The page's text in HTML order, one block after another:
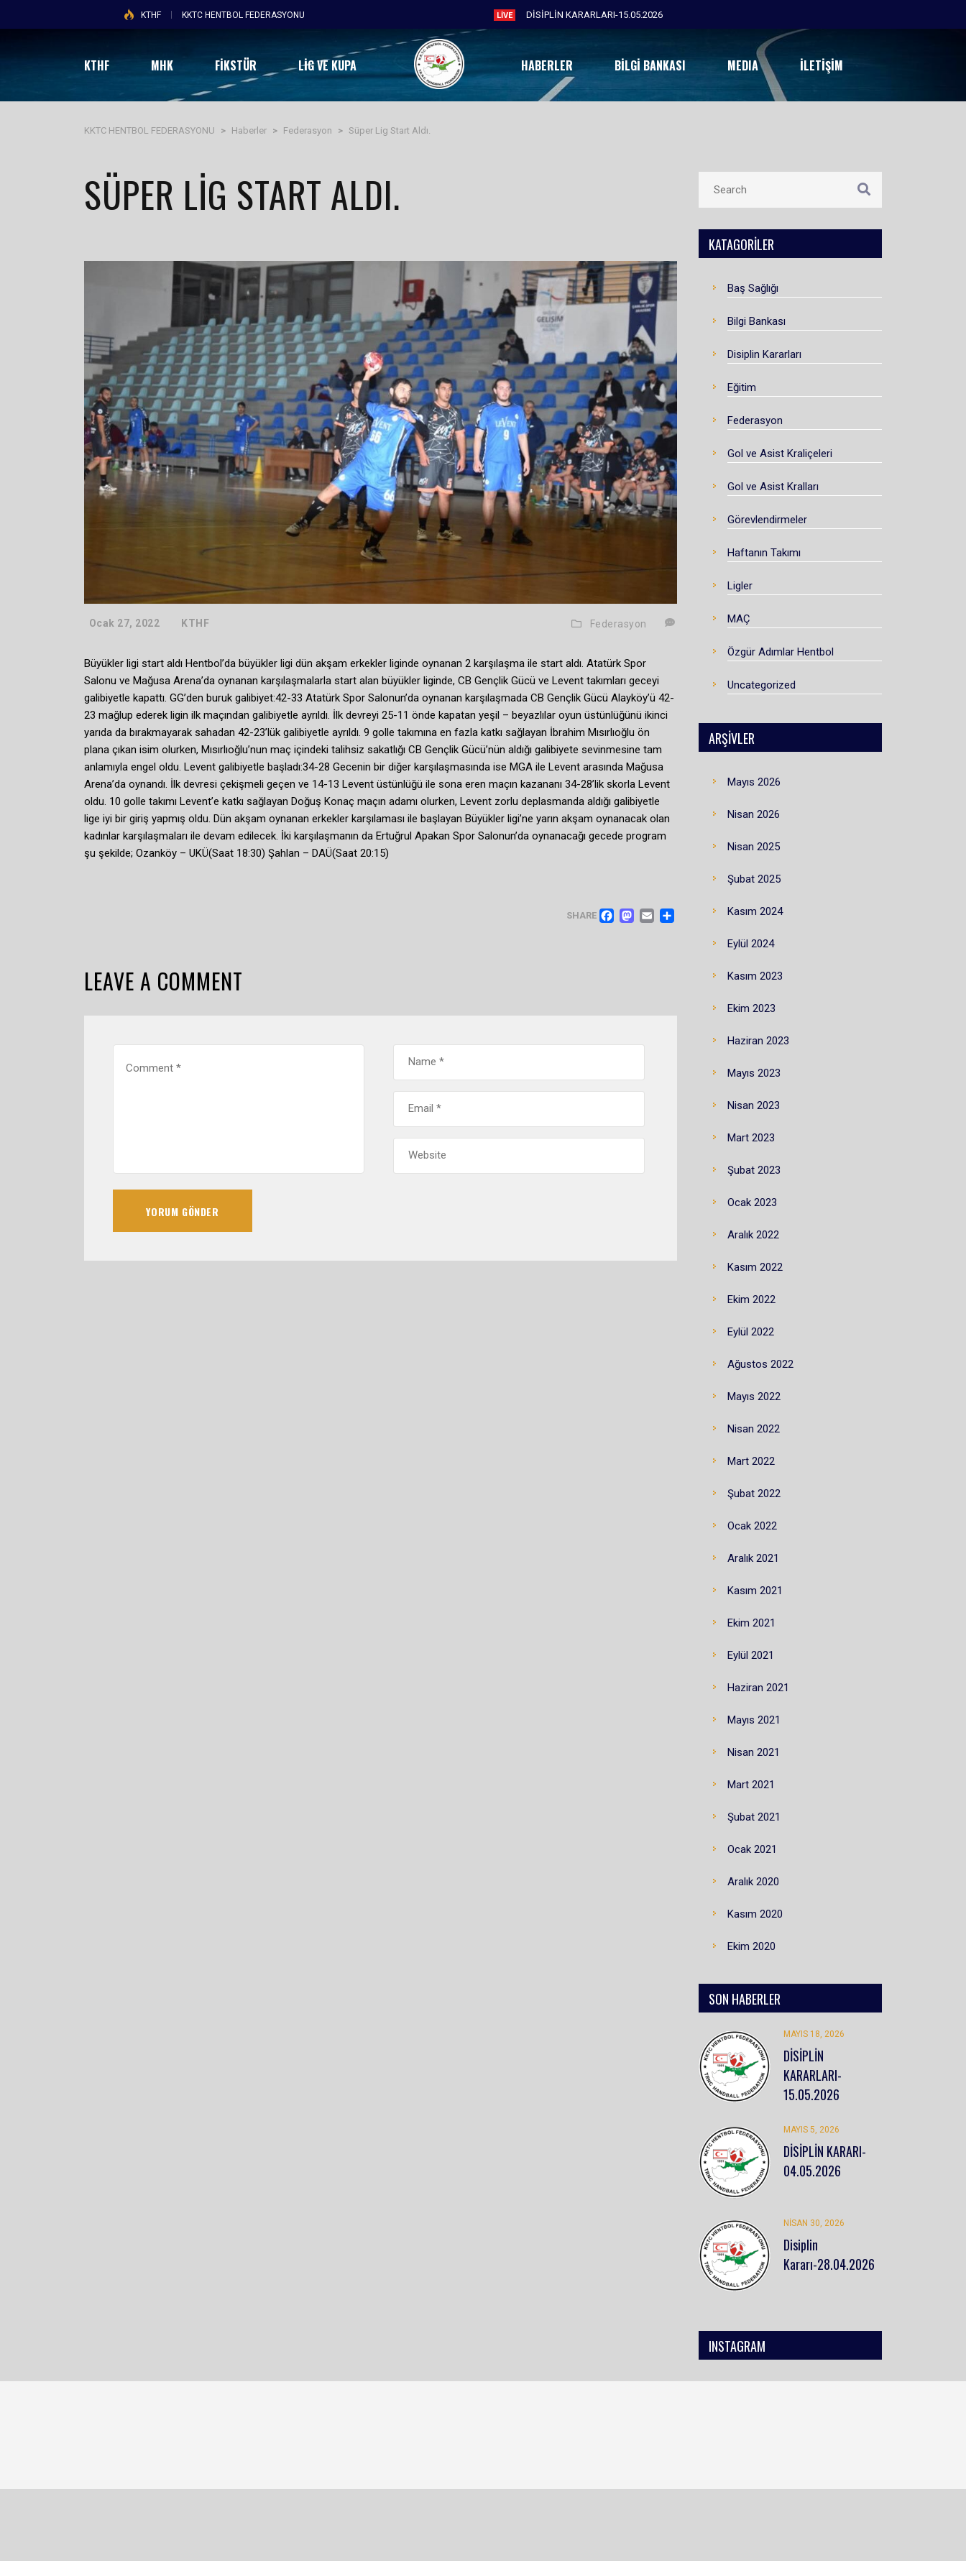
KTHF KKTC HENTBOL FEDERASYONU LIVE
KTHF MHK FİKSTÜR LIG VE KUPA HABERLER BILGI BANKASI MEDIA İLETIŞIM
KKTC HENTBOL FEDERASYONU > Haberler > Federasyon > Süper Lig Start Aldı.
SÜPER LIG START ALDI.
Ocak 27, 2022 KTHF Federasyon
Büyükler ligi start aldı Hentbol’da büyükler ligi dün akşam erkekler liginde oynanan 2 karşılaşma ile start aldı. Atatürk Spor
Salonu ve Mağusa Arena’da oynanan karşılaşmalarla start alan büyükler liginde, CB Gençlik Gücü ve Levent takımları geceyi
galibiyetle kapattı. GG’den buruk galibiyet:42-33 Atatürk Spor Salonun’da oynanan karşılaşmada CB Gençlik Gücü Alayköy’ü 42-
23 mağlup ederek ligin ilk maçından galibiyetle ayrıldı. İlk devreyi 25-11 önde kapatan yeşil – beyazlılar oyun üstünlüğünü ikinci
yarıda da bırakmayarak sahadan 42-23’lük galibiyetle ayrıldı. 9 golle takımına en fazla katkı sağlayan İbrahim Mısırlıoğlu ön
plana çıkan isim olurken, Mısırlıoğlu’nun maç içindeki talihsiz sakatlığı CB Gençlik Gücü’nün aldığı galibiyete sevinmesine tam
anlamıyla engel oldu. Levent galibiyetle başladı:34-28 Gecenin bir diğer karşılaşmasında ise MGA ile Levent arasında Mağusa
Arena’da oynandı. İlk devresi çekişmeli geçen ve 14-13 Levent üstünlüğü ile sona eren maçın kazananı 34-28’lik skorla Levent
oldu. 10 golle takımı Levent’e katkı sağlayan Doğuş Konaç maçın adamı olurken, Levent zorlu deplasmanda aldığı galibiyetle
lige iyi bir giriş yapmış oldu. Dün akşam oynanan erkekler karşılaması ile başlayan Büyükler ligi’ne yarın akşam oynanacak olan
kadınlar karşılaşmaları ile devam edilecek. İki karşılaşmanın da Ertuğrul Apakan Spor Salonun’da oynanacağı gecede program
şu şekilde; Ozanköy – UKÜ(Saat 18:30) Şahlan – DAÜ(Saat 20:15)
SHARE FACEBOOK
MASTODON
EMAILSHARE
LEAVE A COMMENT
KATAGORILER
Baş Sağlığı
Bilgi Bankası
Disiplin Kararları
Eğitim
Federasyon
Gol ve Asist Kraliçeleri
Gol ve Asist Kralları
Görevlendirmeler
Haftanın Takımı
Ligler
MAÇ
Özgür Adımlar Hentbol
Uncategorized
ARŞIVLER
Mayıs 2026
Nisan 2026
Nisan 2025
Şubat 2025
Kasım 2024
Eylül 2024
Kasım 2023
Ekim 2023
Haziran 2023
Mayıs 2023
Nisan 2023
Mart 2023
Şubat 2023
Ocak 2023
Aralık 2022
Kasım 2022
Ekim 2022
Eylül 2022
Ağustos 2022
Mayıs 2022
Nisan 2022
Mart 2022
Şubat 2022
Ocak 2022
Aralık 2021
Kasım 2021
Ekim 2021
Eylül 2021
Haziran 2021
Mayıs 2021
Nisan 2021
Mart 2021
Şubat 2021
Ocak 2021
Aralık 2020
Kasım 2020
Ekim 2020
SON HABERLER
MAYIS 18, 2026
DİSİPLİN
KARARLARI-
15.05.2026
MAYIS 5, 2026
DİSİPLİN KARARI-
04.05.2026
NISAN 30, 2026
Disiplin
Kararı-28.04.2026
INSTAGRAM